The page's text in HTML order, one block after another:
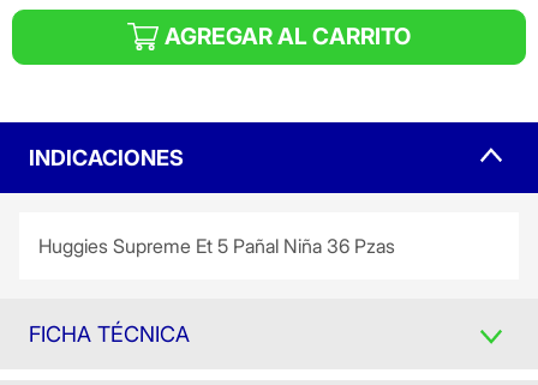
AGREGAR AL CARRITO
INDICACIONES
Huggies Supreme Et 5 Pañal Niña 36 Pzas
FICHA TÉCNICA